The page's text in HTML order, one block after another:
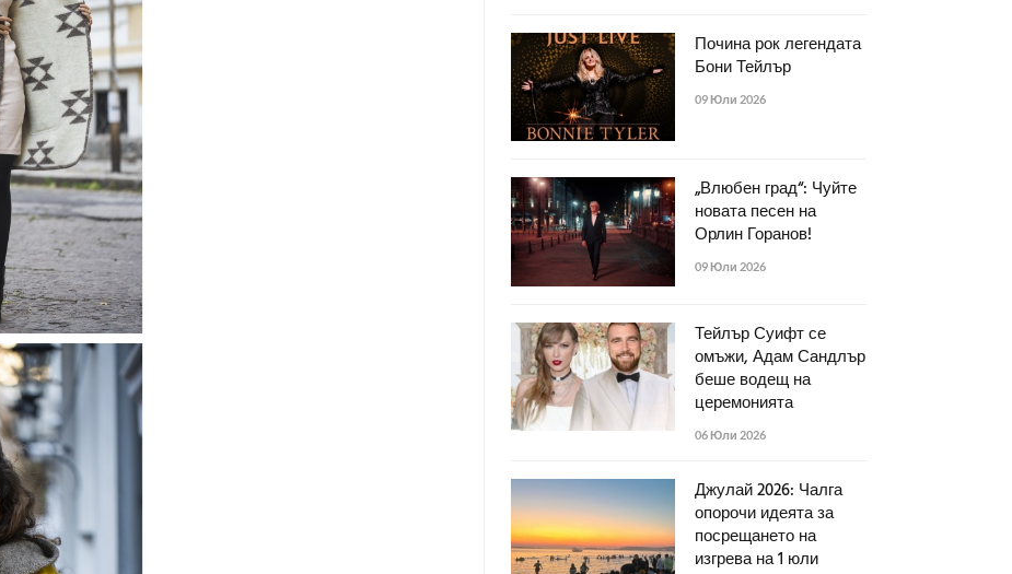
Почина рок легендата
Бони Тейлър
09 Юли 2026
„Влюбен град“: Чуйте
новата песен на
Орлин Горанов!
09 Юли 2026
Тейлър Суифт се
омъжи, Адам Сандлър
беше водещ на
церемонията
06 Юли 2026
Джулай 2026: Чалга
опорочи идеята за
посрещането на
изгрева на 1 юли